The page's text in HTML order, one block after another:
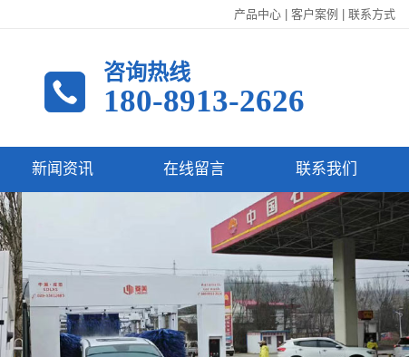
产品中心 客户案例 联系方式
咨询热线
180-8913-2626
新闻资讯 在线留言 联系我们